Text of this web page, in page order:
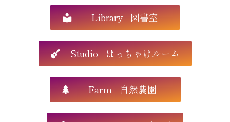
Library - 図書室
Studio - はっちゃけルーム
Farm - 自然農園